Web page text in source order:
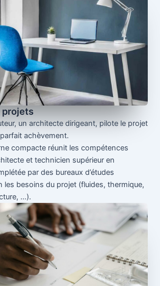
projets
un architecte dirigeant, pilote le projet
achèvement.
compacte réunit les compétences
et technicien supérieur en
par des bureaux d’études
les besoins du projet (fluides, thermique,
…).